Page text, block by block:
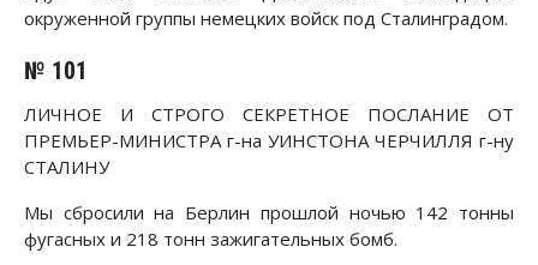
окруженной группы немецких войск под Сталинградом.
№ 101
ЛИЧНОЕ И СТРОГО СЕКРЕТНОЕ ПОСЛАНИЕ ОТ
ПРЕМЬЕР-МИНИСТРА г-на УИНСТОНА ЧЕРЧИЛЛЯ г-ну
СТАЛИНУ
Мы сбросили на Берлин прошлой ночью 142 тонны
фугасных и 218 тонн зажигательных бомб.